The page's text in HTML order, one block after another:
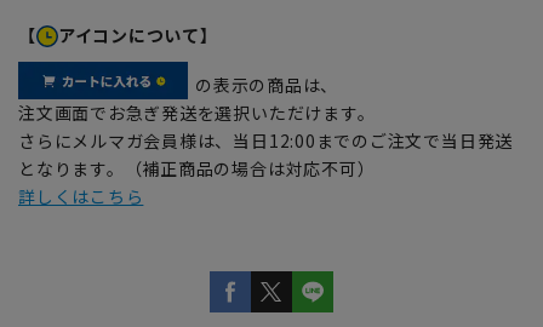
【 アイコンについて】
の表示の商品は、
注文画面でお急ぎ発送を選択いただけます。
さらにメルマガ会員様は、当日12:00までのご注文で当日発送
となります。（補正商品の場合は対応不可）
詳しくはこちら